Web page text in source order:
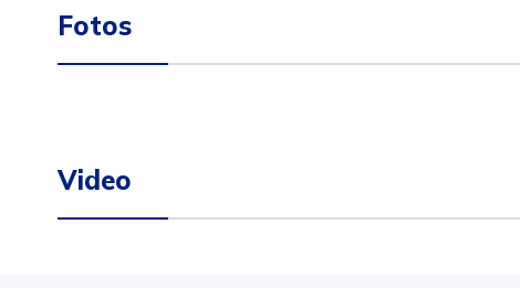
Fotos
Video